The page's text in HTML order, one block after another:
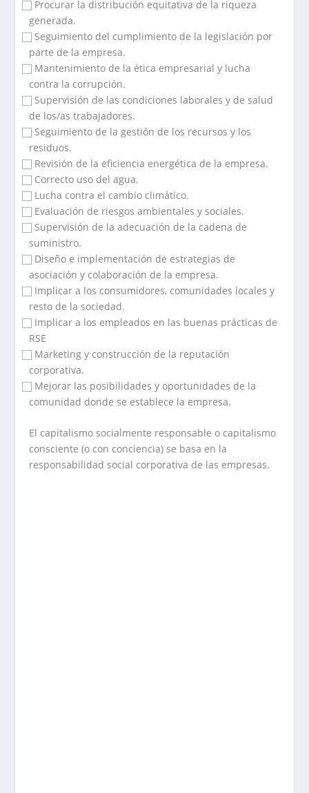
⃞ Procurar la distribución equitativa de la riqueza
generada.
⃞ Seguimiento del cumplimiento de la legislación por
parte de la empresa.
⃞ Mantenimiento de la ética empresarial y lucha
contra la corrupción.
⃞ Supervisión de las condiciones laborales y de salud
de los/as trabajadores.
⃞ Seguimiento de la gestión de los recursos y los
residuos.
⃞ Revisión de la eficiencia energética de la empresa.
⃞ Correcto uso del agua.
⃞ Lucha contra el cambio climático.
⃞ Evaluación de riesgos ambientales y sociales.
⃞ Supervisión de la adecuación de la cadena de
suministro.
⃞ Diseño e implementación de estrategias de
asociación y colaboración de la empresa.
⃞ Implicar a los consumidores, comunidades locales y
resto de la sociedad.
⃞ Implicar a los empleados en las buenas prácticas de
RSE
⃞ Marketing y construcción de la reputación
corporativa.
⃞ Mejorar las posibilidades y oportunidades de la
comunidad donde se establece la empresa.
El capitalismo socialmente responsable o capitalismo
consciente (o con conciencia) se basa en la
responsabilidad social corporativa de las empresas.